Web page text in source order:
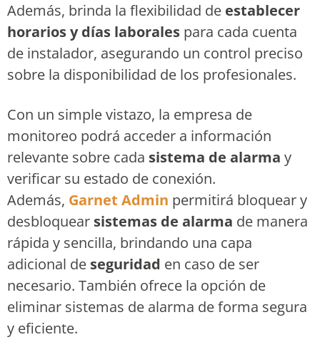
Además, brinda la flexibilidad de establecer
horarios y días laborales para cada cuenta
de instalador, asegurando un control preciso
sobre la disponibilidad de los profesionales.
Con un simple vistazo, la empresa de
monitoreo podrá acceder a información
relevante sobre cada sistema de alarma y
verificar su estado de conexión.
Además, Garnet Admin permitirá bloquear y
desbloquear sistemas de alarma de manera
rápida y sencilla, brindando una capa
adicional de seguridad en caso de ser
necesario. También ofrece la opción de
eliminar sistemas de alarma de forma segura
y eficiente.